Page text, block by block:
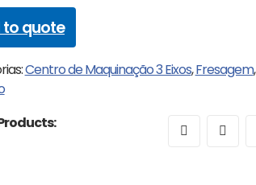
quote
Centro de Maquinação 3 Eixos,Fresagem,